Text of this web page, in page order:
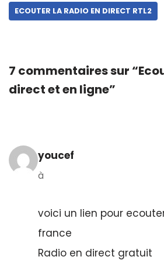
ECOUTER LA RADIO EN DIRECT RTL2
7 commentaires sur
direct et en ligne”
youcef
à
voici un lien pour
france
Radio en direct gratuit